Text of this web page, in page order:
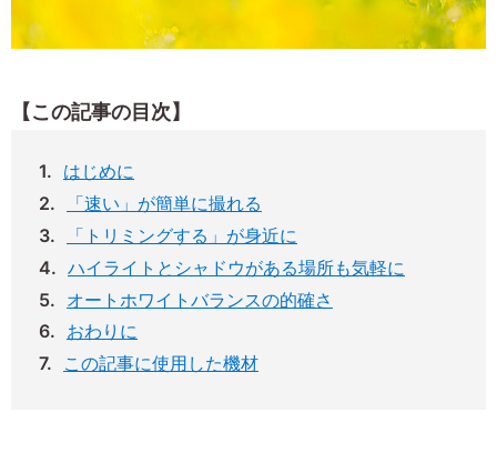
【この記事の目次】
はじめに
「速い」が簡単に撮れる
「トリミングする」が身近に
ハイライトとシャドウがある場所も気軽に
オートホワイトバランスの的確さ
おわりに
この記事に使用した機材